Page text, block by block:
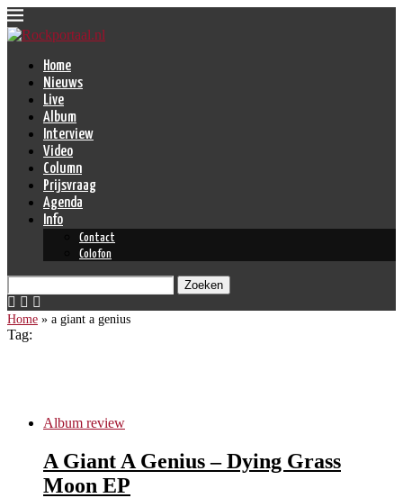
Home
Nieuws
Live
Album
Interview
Video
Column
Prijsvraag
Agenda
Info
Contact
Colofon
Zoeken
Home » a giant a genius
Tag:
Album review
A Giant A Genius – Dying Grass
Moon EP